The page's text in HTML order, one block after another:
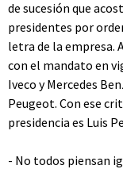
de sucesión que
presidentes por
letra de la empresa.
con el mandato en
Iveco y Mercedes
Peugeot. Con ese
presidencia es Luis
- No todos piensan